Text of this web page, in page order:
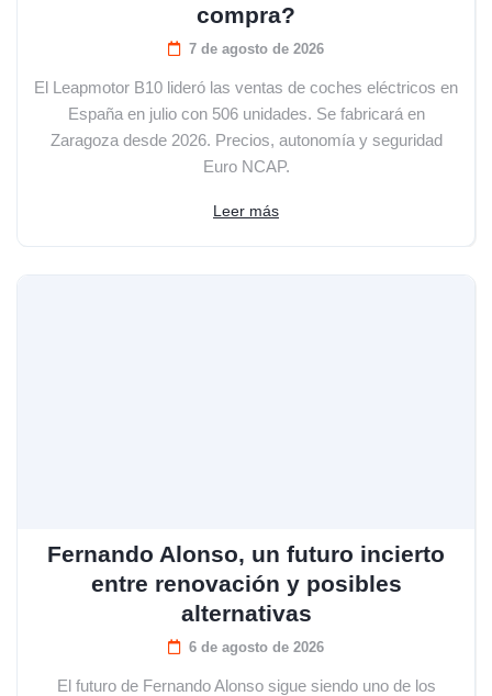
compra?
7 de agosto de 2026
El Leapmotor B10 lideró las ventas de coches eléctricos en
España en julio con 506 unidades. Se fabricará en
Zaragoza desde 2026. Precios, autonomía y seguridad
Euro NCAP.
Leer más
Fernando Alonso, un futuro incierto
entre renovación y posibles
alternativas
6 de agosto de 2026
El futuro de Fernando Alonso sigue siendo uno de los